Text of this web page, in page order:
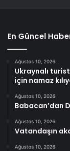
En Güncel
Ağustos 10, 2026
Ukraynalı
için namaz
Ağustos 10, 2026
Babacan’dan
Ağustos 10, 2026
Vatandaşın
Ağustos 10, 2026